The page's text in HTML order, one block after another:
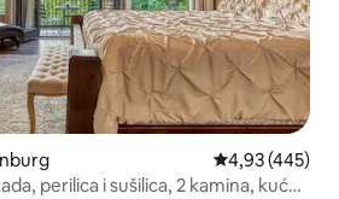
Prosječna
4,93 (445)
perilica i sušilica, 2 kamina, kućni